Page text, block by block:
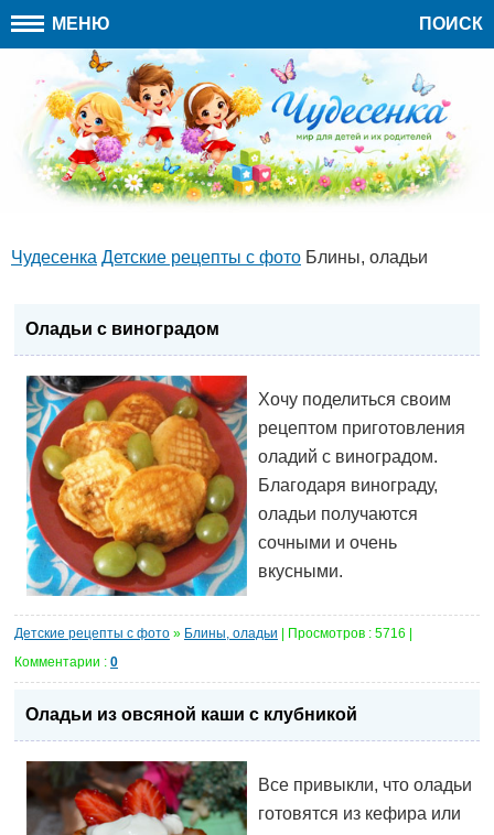
МЕНЮ ПОИСК
Чудесенка Детские рецепты с фото Блины, оладьи
Оладьи с виноградом
Хочу поделиться своим
рецептом приготовления
оладий с виноградом.
Благодаря винограду,
оладьи получаются
сочными и очень
вкусными.
Детские рецепты с фото » Блины, оладьи | Просмотров : 5716 |
Комментарии : 0
Оладьи из овсяной каши с клубникой
Все привыкли, что оладьи
готовятся из кефира или